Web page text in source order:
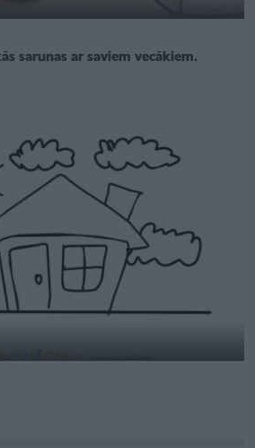
sarunas ar saviem vecākiem.